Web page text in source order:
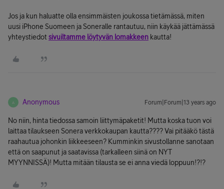
Jos ja kun haluatte olla ensimmäisten joukossa tietämässä, miten
uusi iPhone Suomeen ja Soneralle rantautuu, niin käykää jättämässä
yhteystiedot sivuiltamme löytyvän lomakkeen kautta!
A Anonymous Forum|Forum|13 years ago
No niin, hinta tiedossa samoin liittymäpaketit! Mutta koska tuon voi
laittaa tilaukseen Sonera verkkokaupan kautta???? Vai pitääkö tästä
raahautua johonkin liikkeeseen? Kumminkin sivustollanne sanotaan
että on saapunut ja saatavissa (tarkalleen siinä on NYT
MYYNNISSÄ)! Mutta mitään tilausta se ei anna viedä loppuun!?!?